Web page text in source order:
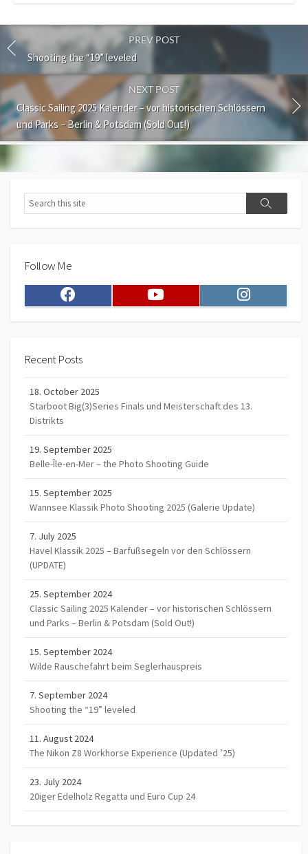
PREV POST
Shooting the “19” leveled
NEXT POST
Classic Sailing 2025 Kalender – vor historischen Schlössern
und Parks – Berlin & Potsdam (Sold Out!)
Search
Search
Follow Me
Facebook Instagram
Recent Posts
18. October 2025
Starboot Big(3)Series Finals und Meisterschaft des 13.
Distrikts
19. September 2025
Belle-Île-en-Mer – the Photo Shooting Guide
15. September 2025
Wannsee Klassik Photo Shooting 2025 (Galerie Update)
7. July 2025
Havel Klassik 2025 – Barfußsegeln vor den Schlössern
(UPDATE)
25. September 2024
Classic Sailing 2025 Kalender – vor historischen Schlössern
und Parks – Berlin & Potsdam (Sold Out!)
15. September 2024
Wilde Rauschefahrt beim Seglerhauspreis
7. September 2024
Shooting the “19” leveled
11. August 2024
The Nikon Z8 Workhorse Experience (Updated ’25)
23. July 2024
20iger Edelholz Regatta und Euro Cup 24